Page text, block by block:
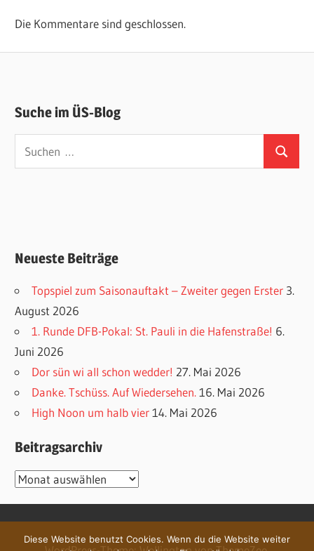
Die Kommentare sind geschlossen.
Suche im ÜS-Blog
Suchen
nach:
Suchen
Neueste Beiträge
Topspiel zum Saisonauftakt – Zweiter gegen Erster 3.
August 2026
1. Runde DFB-Pokal: St. Pauli in die Hafenstraße! 6.
Juni 2026
Dor sün wi all schon wedder! 27. Mai 2026
Danke. Tschüss. Auf Wiedersehen. 16. Mai 2026
High Noon um halb vier 14. Mai 2026
Beitragsarchiv
Beitragsarchiv
Diese Website benutzt Cookies. Wenn du die Website weiter